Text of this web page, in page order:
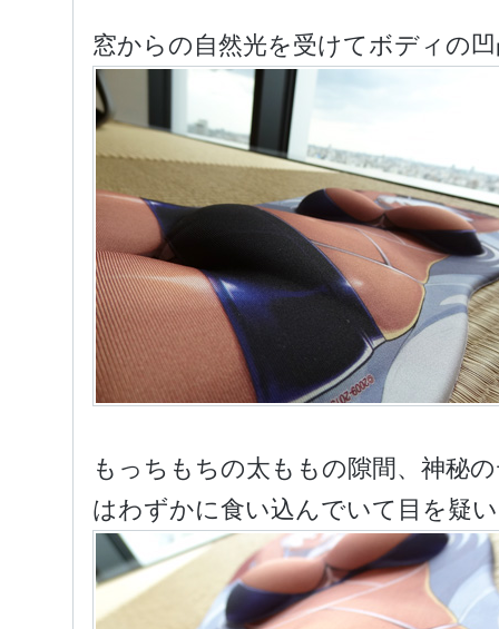
窓からの自然光を受けてボディの
もっちもちの太ももの隙間、神秘
はわずかに食い込んでいて目を疑